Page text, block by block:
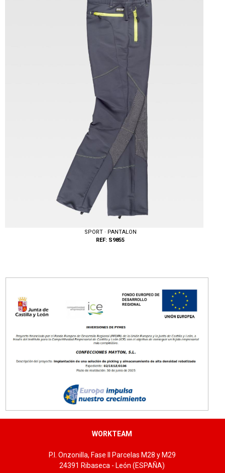
SPORT · PANTALON
REF: S9855
WORKTEAM
P.I. Onzonilla, Fase II Parcelas M28 y M29
24391 Ribaseca - León (ESPAÑA)